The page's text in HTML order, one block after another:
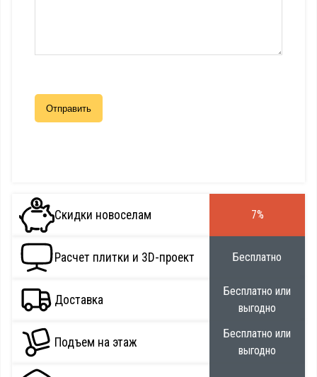
Скидки новоселам 7%
Расчет плитки и 3D-проект Бесплатно
Доставка
Бесплатно или
выгодно
Подъем на этаж
Бесплатно или
выгодно